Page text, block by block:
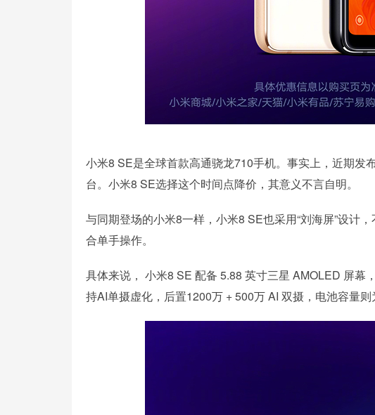
小米8 SE是全球首款高通骁龙710手机。事实上，近期
台。小米8 SE选择这个时间点降价，其意义不言自明。
与同期登场的小米8一样，小米8 SE也采用“刘海屏”设计
合单手操作。
具体来说， 小米8 SE 配备 5.88 英寸三星 AMOLED 屏
持AI单摄虚化，后置1200万 + 500万 AI 双摄，电池容量则